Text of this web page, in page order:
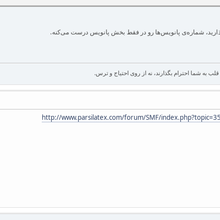
شماره‌ی پانویس‌ها رو در فقط بخش پانویس درست می‌کنه.
به شما احترام بگذارند، نه از روی احتیاج و ترس.
http://www.parsilatex.com/forum/SMF/